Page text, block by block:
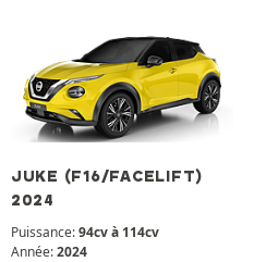
JUKE (F16/FACELIFT)
2024
Puissance:94cv à 114cv
Année:2024